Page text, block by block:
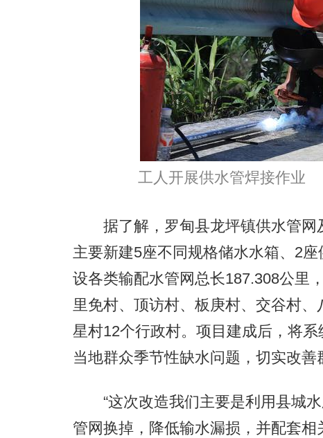
工人开展供水管焊接作业
据了解，罗甸县龙坪镇供水管网
主要新建5座不同规格储水水箱、2
设各类输配水管网总长187.308公里
里免村、顶访村、板庚村、交谷村
星村12个行政村。项目建成后，将
当地群众季节性缺水问题，切实改善
“这次改造我们主要是利用县城水
管网换掉，降低输水漏损，并配套